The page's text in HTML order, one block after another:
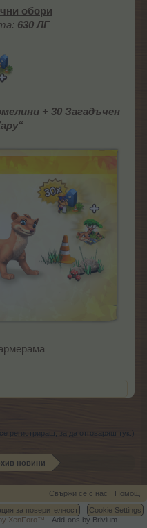
обори
630 ЛГ
+ 30 Загадъчен
“
регистрираш, за да отговаряш тук.)
новини
Свържи се с нас
Помощ
за поверителност
Cookie Settings
XenForo™ Add-ons by Brivium